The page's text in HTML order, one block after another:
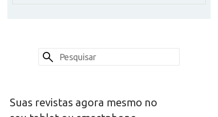
Suas revistas agora mesmo no